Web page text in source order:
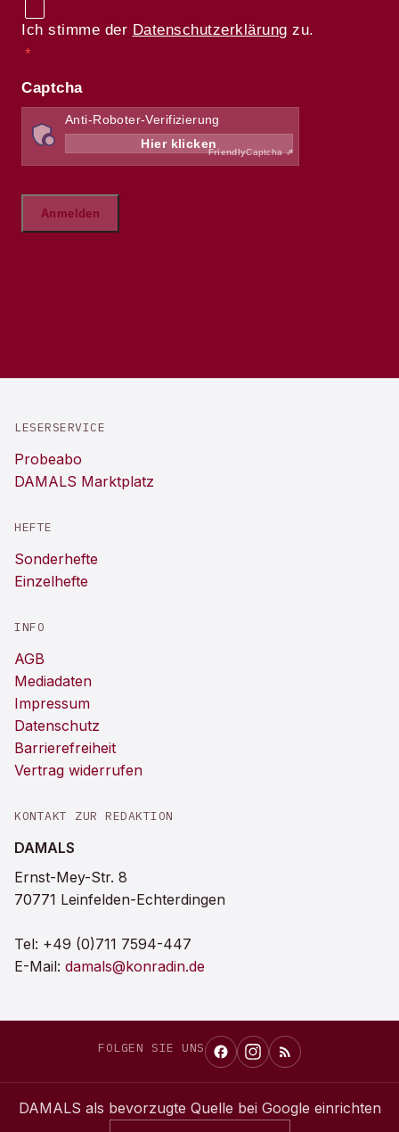
LESERSERVICE
Probeabo
DAMALS Marktplatz
HEFTE
Sonderhefte
Einzelhefte
INFO
AGB
Mediadaten
Impressum
Datenschutz
Barrierefreiheit
Vertrag widerrufen
KONTAKT ZUR REDAKTION
DAMALS
Ernst-Mey-Str. 8
70771 Leinfelden-Echterdingen
Tel: +49 (0)711 7594-447
E-Mail: damals@konradin.de
FOLGEN SIE UNS
DAMALS als bevorzugte Quelle bei Google einrichten